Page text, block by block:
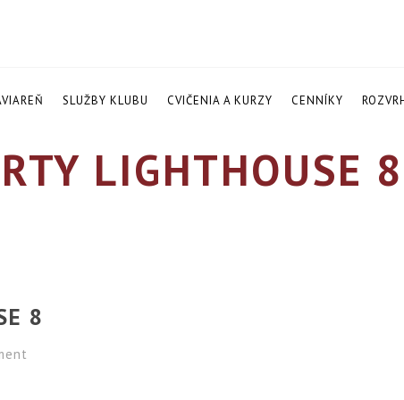
SLUŽBY KLUBU CVIČENIA A KURZY CENNÍKY
LIGHTHOUSE 8
8